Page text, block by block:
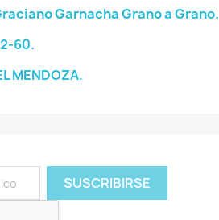
Garnacha Grano a Grano.
60.
MENDOZA.